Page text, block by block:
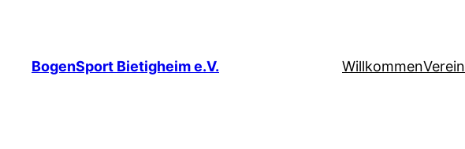
springen
BogenSport Bietigheim e.V. WillkommenVerein